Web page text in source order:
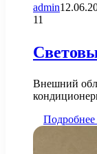
admin
11
Внешний
Подробнее